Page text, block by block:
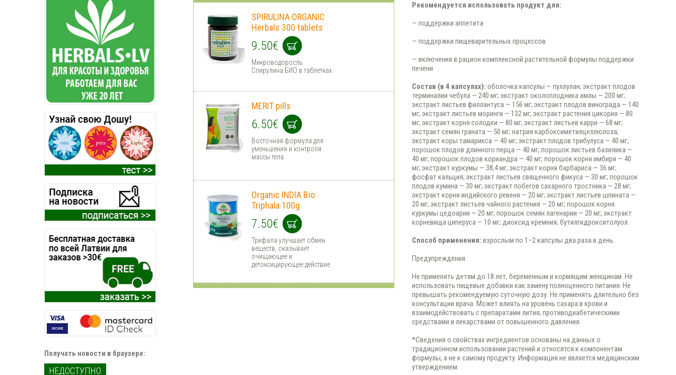
Получать новости в браузере:
НЕДОСТУПНО
Рекомендуется использовать продукт для:
— поддержки аппетита
— поддержки пищеварительных процессов
— включения в рацион комплексной растительной формулы поддержки
печени
Состав (в 4 капсулах): оболочка капсулы — пуллулан; экстракт плодов
терминалии чебула — 240 мг; экстракт околоплодника амлы — 200 мг;
экстракт листьев филлантуса — 156 мг; экстракт плодов винограда — 140
мг; экстракт листьев моринги — 132 мг; экстракт растения цикория — 80
мг; экстракт корня солодки — 80 мг; экстракт листьев карри — 68 мг;
экстракт семян граната — 50 мг; натрия карбоксиметилцеллюлоза;
экстракт коры тамарикса — 40 мг; экстракт плодов трибулуса — 40 мг;
порошок плодов длинного перца — 40 мг; порошок листьев базилика —
40 мг; порошок плодов кориандра — 40 мг; порошок корня имбиря — 40
мг; экстракт куркумы — 38,4 мг; экстракт корня барбариса — 36 мг;
фосфат кальция; экстракт листьев священного фикуса — 30 мг; порошок
плодов кумина — 30 мг; экстракт побегов сахарного тростника — 28 мг;
экстракт корня индийского ревеня — 20 мг; экстракт листьев шпината —
20 мг; экстракт листьев чайного растения — 20 мг; порошок корня
куркумы цедоарии — 20 мг; порошок семян лагенарии — 20 мг; экстракт
корневища циперуса — 10 мг; диоксид кремния; бутилгидрокситолуол.
Способ применения: взрослым по 1–2 капсулы два раза в день.
Предупреждения:
Не применять детям до 18 лет, беременным и кормящим женщинам. Не
использовать пищевые добавки как замену полноценного питания. Не
превышать рекомендуемую суточную дозу. Не применять длительно без
консультации врача. Может влиять на уровень сахара в крови и
взаимодействовать с препаратами лития, противодиабетическими
средствами и лекарствами от повышенного давления.
*Сведения о свойствах ингредиентов основаны на данных о
традиционном использовании растений и относятся к компонентам
формулы, а не к самому продукту. Информация не является медицинским
утверждением.
SPIRULINA ORGANIC
Herbals 300 tablets
9.50€
Микроводоросль
Спирулина БИО в таблетках
MERIT pills
6.50€
Восточная формула для
уменьшения и контроля
массы тела
Organic INDIA Bio
Triphala 100g
7.50€
Трифала улучшает обмен
веществ, оказывает
очищающее и
детоксицирующее действие